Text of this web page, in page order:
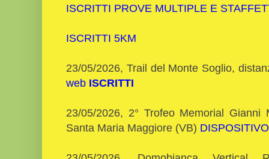
ISCRITTI PROVE MULTIPLE E
ISCRITTI 5KM
23/05/2026, Trail del Monte Soglio,
web ISCRITTI
23/05/2026, 2° Trofeo Memorial
Santa Maria Maggiore (VB) DISPOSITIVO